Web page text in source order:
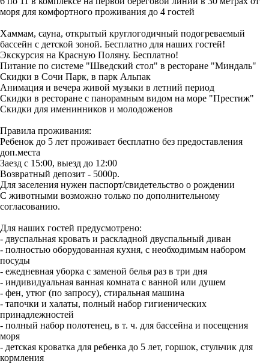
моря для комфортного проживания до 4 гостей
Хаммам, сауна, открытый круглогодичный подогреваемый
бассейн с детской зоной. Бесплатно для наших гостей!
Экскурсия на Красную Поляну. Бесплатно!
Питание по системе "Шведский стол" в ресторане "Миндаль"
Скидки в Сочи Парк, в парк Альпак
Анимация и вечера живой музыки в летний период
Скидки в ресторане с панорамным видом на море "Престиж"
Скидки для именинников и молодоженов
Правила проживания:
Ребенок до 5 лет проживает бесплатно без предоставления
доп.места
Заезд с 15:00, выезд до 12:00
Возвратный депозит - 5000р.
Для заселения нужен паспорт/свидетельство о рождении
С животными возможно только по дополнительному
согласованию.
Для наших гостей предусмотрено:
- двуспальная кровать и раскладной двуспальный диван
- полностью оборудованная кухня, с необходимым набором
посуды
- ежедневная уборка с заменой белья раз в три дня
- индивидуальная ванная комната с ванной или душем
- фен, утюг (по запросу), стиральная машина
- тапочки и халаты, полный набор гигиенических
принадлежностей
- полный набор полотенец, в т. ч. для бассейна и посещения
моря
- детская кроватка для ребенка до 5 лет, горшок, стульчик для
кормления